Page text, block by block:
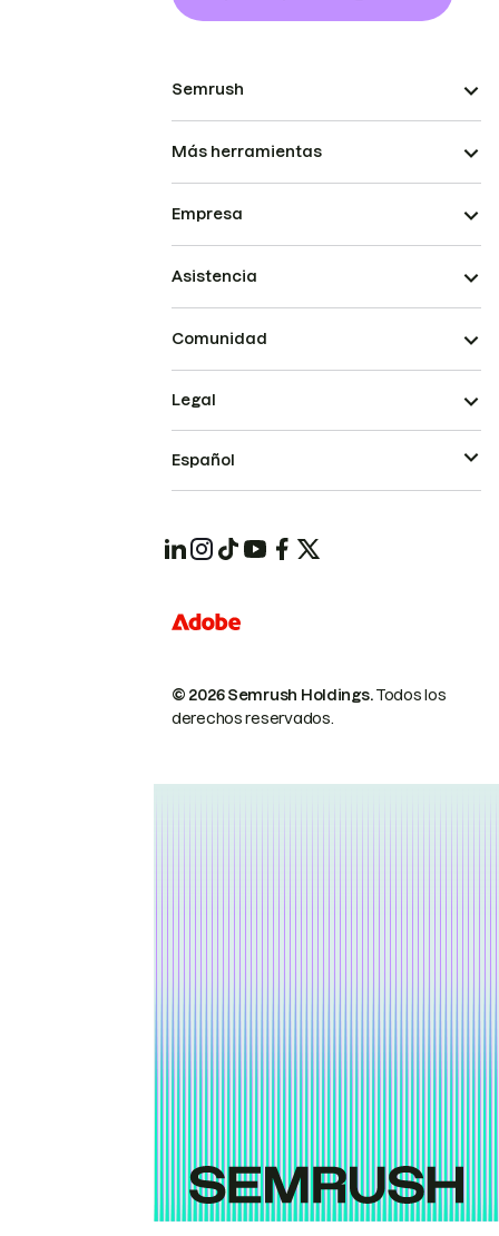
Semrush
Más herramientas
Empresa
Asistencia
Comunidad
© 2026 Semrush Holdings.Todos los
derechos reservados.
Legal
Español